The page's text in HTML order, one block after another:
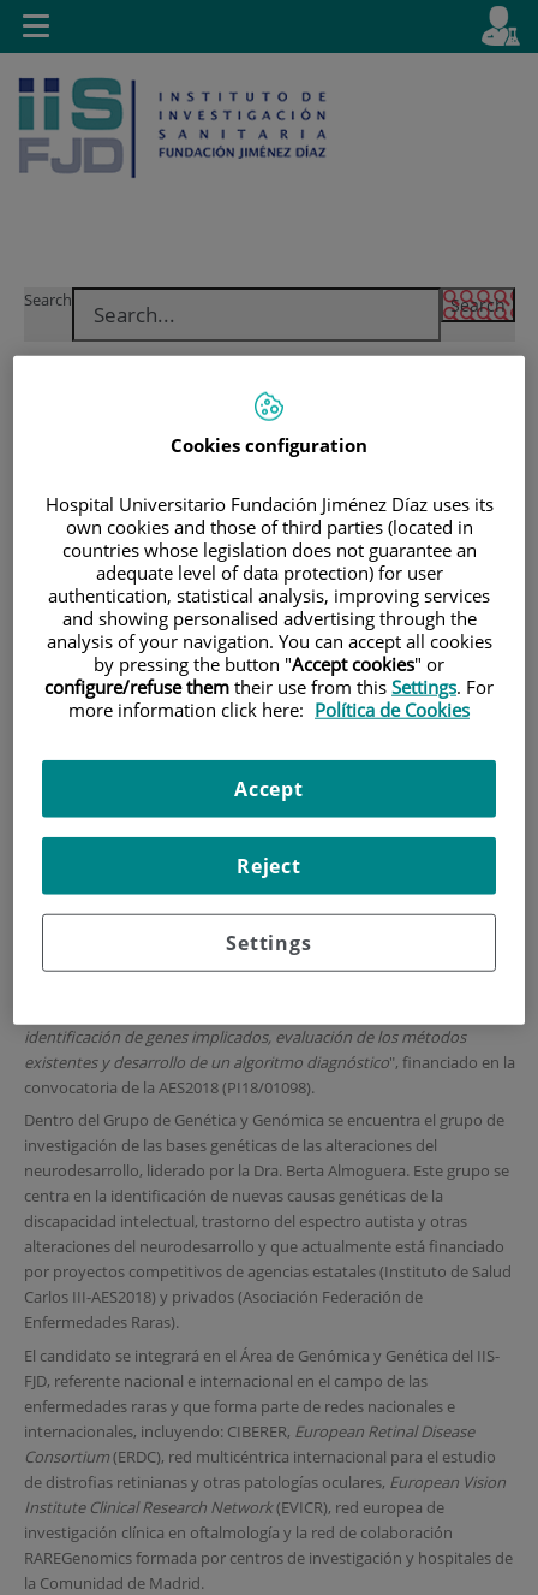
Jump to content
Jump
Language
Active
en
Search
Toggle
navigation
|TRAINING AND EMPLOYMENT
EMPLOYMENT OFFERS
|BÚSQUEDA DE CANDIDATOS PARA CONTRATO
PFIS_AES 2019
para contrato PFIS_AES
2019
El Grupo de Genética y Genómica del Instituto de Investigación
Sanitaria Fundación Jiménez Díaz (IIS-FJD) busca
en la convocatoria AES2019 del
identificación de genes implicados, evaluación de los métodos
existentes y desarrollo de un algoritmo diagnóstico", financiado en la
convocatoria de la AES2018 (PI18/01098).
Dentro del Grupo de Genética y Genómica se encuentra el grupo de
investigación de las bases genéticas de las alteraciones del
neurodesarrollo, liderado por la Dra. Berta Almoguera. Este grupo se
centra en la identificación de nuevas causas genéticas de la
discapacidad intelectual, trastorno del espectro autista y otras
alteraciones del neurodesarrollo y que actualmente está financiado
por proyectos competitivos de agencias estatales (Instituto de Salud
Carlos III-AES2018) y privados (Asociación Federación de
Enfermedades Raras).
El candidato se integrará en el Área de Genómica y Genética del IIS-
FJD, referente nacional e internacional en el campo de las
enfermedades raras y que forma parte de redes nacionales e
internacionales, incluyendo: CIBERER, European Retinal Disease
Consortium(ERDC), red multicéntrica internacional para el estudio
de distrofias retinianas y otras patologías oculares, European Vision
Institute Clinical Research Network(EVICR), red europea de
investigación clínica en oftalmología y la red de colaboración
RAREGenomics formada por centros de investigación y hospitales de
la Comunidad de Madrid.
Cookies configuration
Hospital Universitario Fundación Jiménez Díaz uses its
own cookies and those of third parties (located in
countries whose legislation does not guarantee an
adequate level of data protection) for user
authentication, statistical analysis, improving services
and showing personalised advertising through the
analysis of your navigation. You can accept all cookies
by pressing the button "Accept cookies" or
configure/refuse them their use from this Settings. For
more information click here: Política de Cookies
Settings
Reject
Accept